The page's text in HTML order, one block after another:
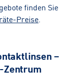
finden Sie
Preise
–
Zentrum